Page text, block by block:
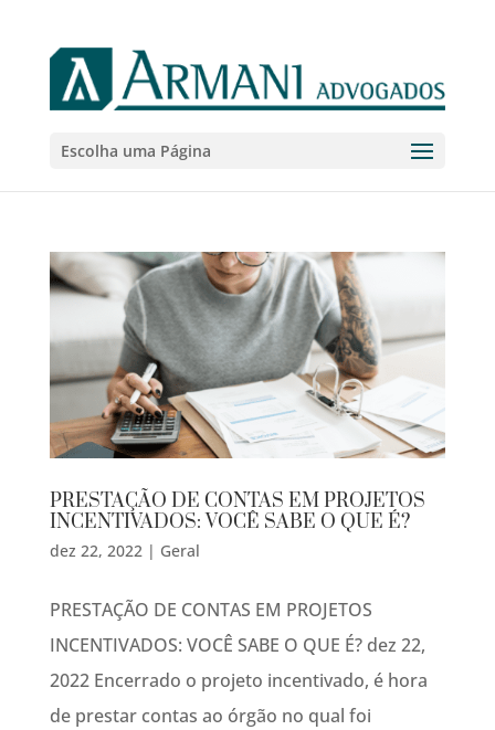
Escolha uma Página
PRESTAÇÃO DE CONTAS EM PROJETOS
INCENTIVADOS: VOCÊ SABE O QUE É?
dez 22, 2022| Geral
PRESTAÇÃO DE CONTAS EM PROJETOS
INCENTIVADOS: VOCÊ SABE O QUE É? dez 22,
2022 Encerrado o projeto incentivado, é hora
de prestar contas ao órgão no qual foi